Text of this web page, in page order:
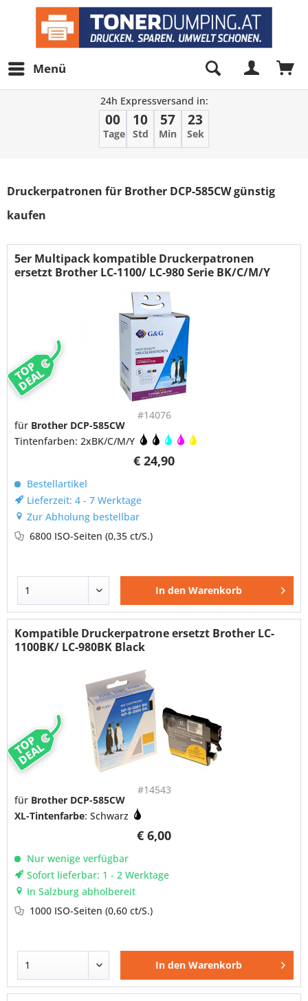
Menü
24h Expressversand in:
00
Tage
10
Std
57
Min
23
Sek
Druckerpatronen für Brother DCP-585CW günstig
kaufen
TOP
DEAL
5er Multipack kompatible Druckerpatronen
ersetzt Brother LC-1100/ LC-980 Serie BK/C/M/Y
#14076
€ 24,90
für Brother DCP-585CW
Tintenfarben: 2xBK/C/M/Y
Bestellartikel
Lieferzeit: 4 - 7 Werktage
Zur Abholung bestellbar
6800 ISO-Seiten(0,35 ct/S.)
In den Warenkorb
TOP
DEAL
Kompatible Druckerpatrone ersetzt Brother LC-
1100BK/ LC-980BK Black
#14543
€ 6,00
für Brother DCP-585CW
XL-Tintenfarbe: Schwarz
Nur wenige verfügbar
Sofort lieferbar: 1 - 2 Werktage
In Salzburg abholbereit
1000 ISO-Seiten(0,60 ct/S.)
In den Warenkorb